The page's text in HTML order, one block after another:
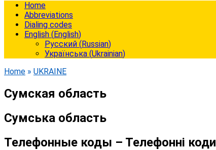
Home
Abbreviations
Dialing codes
English (English)
Русский (Russian)
Українська (Ukrainian)
Home » UKRAINE
Сумская область
Сумська область
Телефонные коды – Телефонні коди